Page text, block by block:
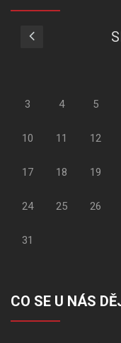
3 4 5
10 11 12
17 18 19
24 25 26
31
CO SE U NÁS